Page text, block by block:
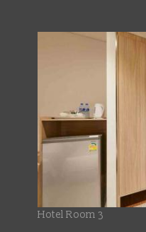
Hotel Room 3